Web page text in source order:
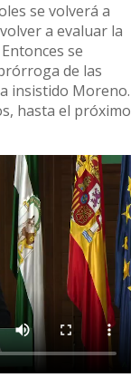
se volverá a
a evaluar la
se
de las
insistido Moreno.
hasta el próximo